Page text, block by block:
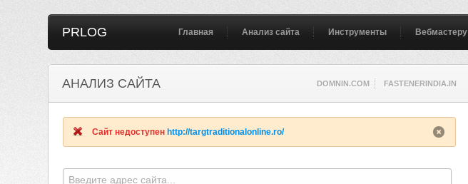
PRLOG Главная Анализ сайта Инструменты Вебмастеру
АНАЛИЗ САЙТА DOMNIN.COM FASTENERINDIA.IN
Сайт недоступен http://targtraditionalonline.ro/